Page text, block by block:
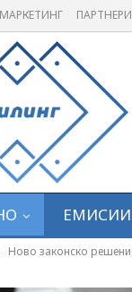
МАРКЕТИНГ ПАРТНЕРИ
ЕМИСИИ
Ново законско